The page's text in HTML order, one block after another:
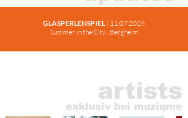
GLASPERLENSPIEL | 11.07.2026
Summer in the City , Bergheim
artists
exklusiv bei muziqme